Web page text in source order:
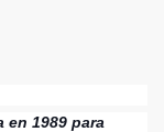
en 1989 para